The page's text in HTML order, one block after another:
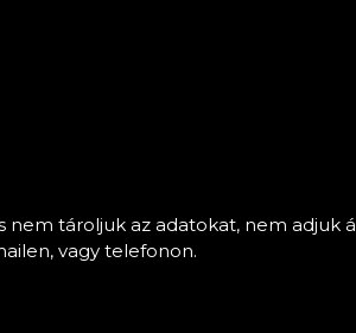
tároljuk az adatokat, nem adjuk
vagy telefonon.